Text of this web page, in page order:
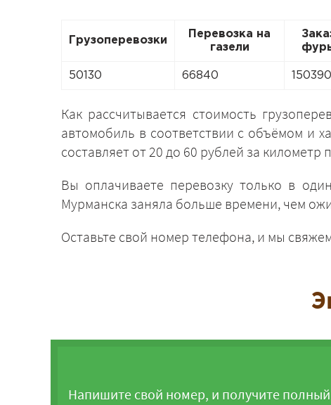
Грузоперевозки
Перевозка на
газели
50130 66840 150390
Как рассчитывается стоимость
автомобиль в соответствии с объёмом и
составляет от 20 до 60 рублей за километр
Вы оплачиваете перевозку только в
Мурманска заняла больше времени, чем
Оставьте свой номер телефона, и мы
Напишите свой номер, и получите